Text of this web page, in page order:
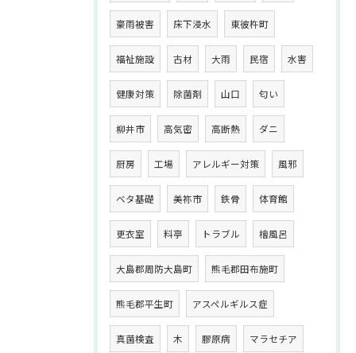
豪雨被害 床下浸水 東彼杵町
福祉施設 古材 大雨 民宿 水害
健康対策 除菌剤 山口 匂い
柳井市 高気密 高断熱 ダニ
厨房 工場 アレルギー対策 風邪
ベタ基礎 美祢市 鉄骨 体育館
更衣室 料亭 トラブル 檜風呂
大島郡周防大島町 熊毛郡田布施町
熊毛郡平生町 アスペルギルス症
真菌検査 木 膠原病 マラセチア